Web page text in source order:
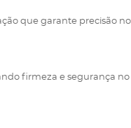
que garante precisão
firmeza e segurança no